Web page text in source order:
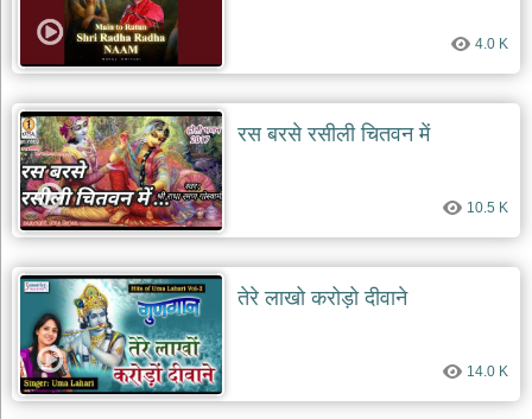
4.0 K
रस बरसे रसीली चितवन में
10.5 K
तेरे लाखो करोड़ो दीवाने
14.0 K